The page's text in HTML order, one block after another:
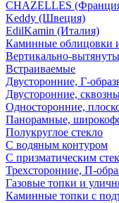
CHAZELLES
Keddy (Швеция)
EdilKamin (Италия)
Каминные облицовки
Вертикально-
Встраиваемые
Двусторонние, Г-
Двусторонние,
Односторонние,
Панорамные,
Полукруглое стекло
С водяным контуром
С призматическим
Трехсторонние, П-
Газовые топки и
Каминные топки с